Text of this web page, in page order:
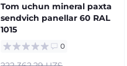
Tom uchun mineral paxta
sendvich panellar 60 RAL
1015
0